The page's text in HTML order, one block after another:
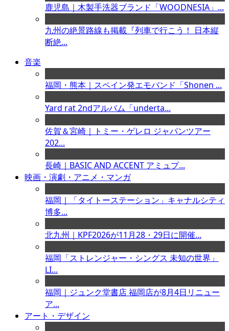
鹿児島｜木製手洗器ブランド「WOODNESIA」...
九州の絶景路線も掲載『列車で行こう！ 日本縦
断絶...
音楽
福岡・熊本｜スペイン発エモバンド「Shonen ...
Yard rat 2ndアルバム「underta...
佐賀＆宮崎｜トミー・ゲレロ ジャパンツアー
202...
長崎｜BASIC AND ACCENT アミュプ...
映画・演劇・アニメ・マンガ
福岡｜「タイトーステーション」キャナルシティ
博多...
北九州｜KPF2026が11月28・29日に開催...
福岡「ストレンジャー・シングス 未知の世界」
LI...
福岡｜ジュンク堂書店 福岡店が8月4日リニュー
ア...
アート・デザイン